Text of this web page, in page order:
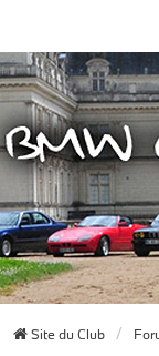
Site du Club